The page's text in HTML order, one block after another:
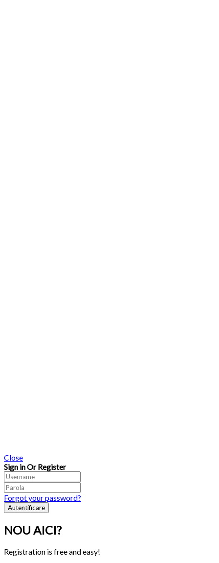
Close
Sign in Or Register
Forgot your password?
NOU AICI?
Registration is free and easy!